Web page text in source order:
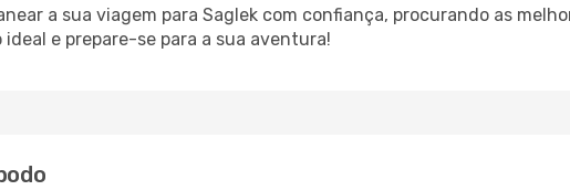
a sua viagem para Saglek com confiança, procurando as
e prepare-se para a sua aventura!